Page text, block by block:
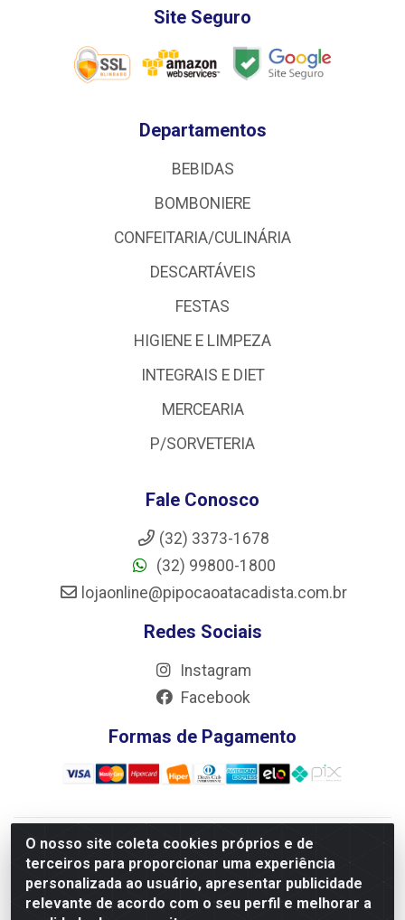
O nosso site coleta cookies próprios e de
terceiros para proporcionar uma experiência
personalizada ao usuário, apresentar publicidade
relevante de acordo com o seu perfil e melhorar a
Site Seguro
Departamentos
BEBIDAS
BOMBONIERE
CONFEITARIA/CULINÁRIA
DESCARTÁVEIS
FESTAS
HIGIENE E LIMPEZA
INTEGRAIS E DIET
MERCEARIA
P/SORVETERIA
Fale Conosco
(32) 3373-1678
(32) 99800-1800
lojaonline@pipocaoatacadista.com.br
Redes Sociais
Instagram
Facebook
Formas de Pagamento
JRS Distribuição e Logística LTDA - Rua Antônio do
Sacramento Torga 70, Vila Nossa Senhora de Fatima - São
João Del Rei/MG - CEP 36305-334 - CNPJ 66.194.085/0001-
02